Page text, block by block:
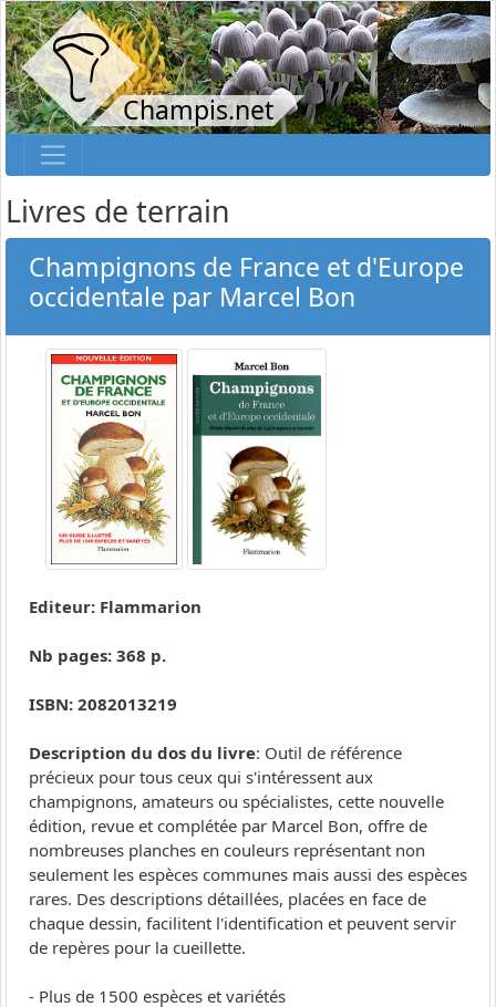
Champis.net
Livres de terrain
Champignons de France et d'Europe
occidentale par Marcel Bon
Editeur: Flammarion
Nb pages: 368 p.
ISBN: 2082013219
Description du dos du livre: Outil de référence
précieux pour tous ceux qui s'intéressent aux
champignons, amateurs ou spécialistes, cette nouvelle
édition, revue et complétée par Marcel Bon, offre de
nombreuses planches en couleurs représentant non
seulement les espèces communes mais aussi des espèces
rares. Des descriptions détaillées, placées en face de
chaque dessin, facilitent l'identification et peuvent servir
de repères pour la cueillette.
- Plus de 1500 espèces et variétés